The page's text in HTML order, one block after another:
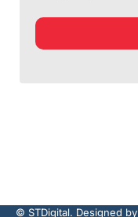
© STDigital. Designed by